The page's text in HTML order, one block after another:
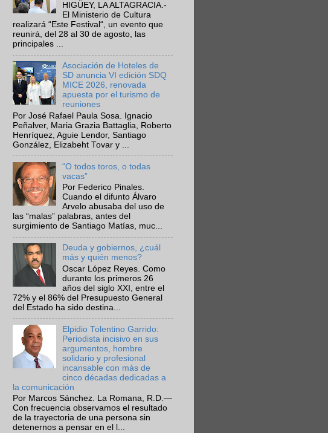
HIGÜEY, LA ALTAGRACIA.-
El Ministerio de Cultura
realizará “Este Festival“, un evento que
reunirá, del 28 al 30 de agosto, las
principales ...
Asociación de Hoteles de
SD anuncia VI edición SDQ
MICE 2026, renovada
apuesta por el turismo de
reuniones
Por José Rafael Paula Sosa. Ignacio
Peñalver, Maria Grazia Battaglia, Roberto
Henríquez, Aguie Lendor, Santiago
González, Elizabeht Tovar y ...
“O todos toros, o todas
vacas”
Por Federico Pinales.
Cuando el difunto Álvaro
Arvelo abusaba del uso de
las “malas” palabras, antes del
surgimiento de Santiago Matías, muc...
Deuda y gobiernos, ¿cuál
más y quién menos?
Oscar López Reyes. Como
durante los primeros 26
años del siglo XXI, entre el
72% y el 86% del Presupuesto General
del Estado ha sido destina...
Elpidio Tolentino Garrido:
Periodista incisivo en sus
argumentos, hombre
solidario y profesional
incansable con más de
cinco décadas dedicadas a
la comunicación
Por Marcos Sánchez. La Romana, R.D.—
Con frecuencia observamos el resultado
de la trayectoria de una persona sin
detenernos a pensar en el l...